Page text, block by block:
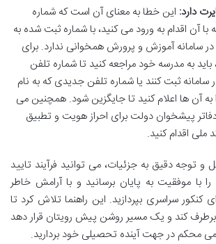
دارد: این خطا به معنای آن است که شماره
آن اقدام به ورود می کنید، با شماره ثبت شده به
سامانه آموزش و پرورش همخوانی ندارد. برای
به مدرسه خود مراجعه کنید تا شماره تلفن
ثبت کنند یا شماره تلفن جدیدی که به نام
آن ها اعلام کنید تا جایگزین شود. همچنین می
پیشخوان دولت برای احراز هویت و تطبیق
ملی اقدام کنید.
توجه دقیق به جزئیات، می توانید فرآیند تایید
با موفقیت به پایان برسانید و با آرامش خاطر
کنکور سراسری بپردازید. این راهنما تلاش کرد تا
برطرف کند و یک مسیر روشن پیش رویتان قرار دهد
محکم در جهت آینده تحصیلی خود بردارید.